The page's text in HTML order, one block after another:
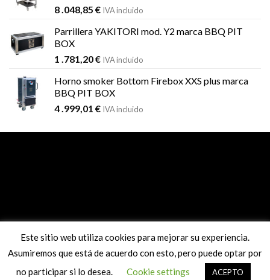
8 .048,85 € IVA incluido
Parrillera YAKITORI mod. Y2 marca BBQ PIT
BOX
1 .781,20€ IVA incluido
Horno smoker Bottom Firebox XXS plus marca
BBQ PIT BOX
4 .999,01 € IVA incluido
Pago seguro con sistema REDSYS
info@comanderbbq.com
Este sitio web utiliza cookies para mejorar su experiencia.
Asumiremos que está de acuerdo con esto, pero puede optar por
no participar si lo desea.
Cookie settings ACEPTO